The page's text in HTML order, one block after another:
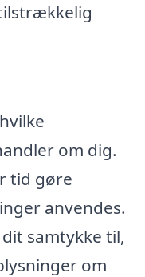
om dig.
tid gøre
anvendes.
samtykke til,
om